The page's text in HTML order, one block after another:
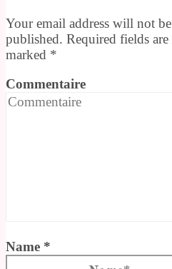
Your email address will not be
published. Required fields are
marked *
Commentaire
Name *